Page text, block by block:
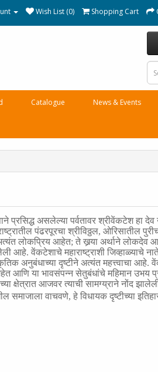
Wish List (0) Shopping Cart
Catalogue News & Events
प्रसिद्ध असलेल्या पर्वतावर श्रीवेंकटेश हा
पंढरपूरचा श्रीविठ्ठल, ओरिसातील
लोकप्रिय आहेत; ते खर्‍या अर्थाने लोकदेव
आहे. वेंकटेशाचे महाराष्ट्राशी जिव्हाळ्याचे
अनुबंधाच्या दृष्टीने अत्यंत महत्त्वाचा आहे.
आणि या भावसंपन्न सेतुबंधांचे महिमान उभय
क्षेत्रात आजवर त्याची सामग्य्राने नोंद
समाजाला वाचवणे, हे विधायक दृष्टीच्या